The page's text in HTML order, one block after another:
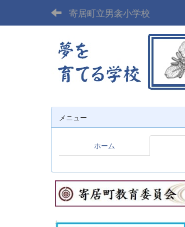
寄居町立男衾小学校
メニュー
ホーム